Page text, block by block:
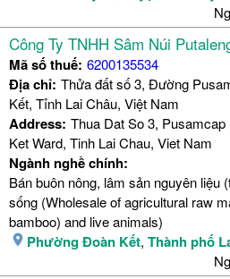
Công Ty TNHH Sâm Núi
Mã số thuế: 6200135534
Địa chỉ: Thửa đất số 3, Đường
Kết, Tỉnh Lai Châu, Việt Nam
Address: Thua Dat So 3,
Ket Ward, Tinh Lai Chau, Viet Nam
Ngành nghề chính:
Bán buôn nông, lâm sản nguyên liệu
sống (Wholesale of agricultural raw
bamboo) and live animals)
Phường Đoàn Kết, Thành phố